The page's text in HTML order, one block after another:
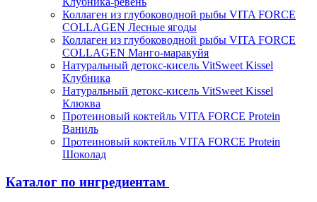
Коллаген из глубоководной рыбы VITA FORCE
COLLAGEN Лесные ягоды
Коллаген из глубоководной рыбы VITA FORCE
COLLAGEN Манго-маракуйя
Натуральный детокс-кисель VitSweet Kissel
Клубника
Натуральный детокс-кисель VitSweet Kissel
Клюква
Протеиновый коктейль VITA FORCE Protein
Ваниль
Протеиновый коктейль VITA FORCE Protein
Шоколад
Каталог по ингредиентам